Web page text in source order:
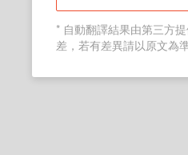
* 自動翻譯結果由第三方
差，若有差異請以原文為準